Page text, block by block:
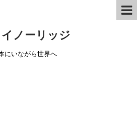
ノーリッジ
にいながら世界へ